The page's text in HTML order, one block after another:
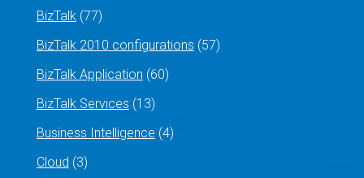
BizTalk(77)
BizTalk 2010 configurations (57)
BizTalk Application (60)
BizTalk Services (13)
Business Intelligence (4)
Cloud (3)